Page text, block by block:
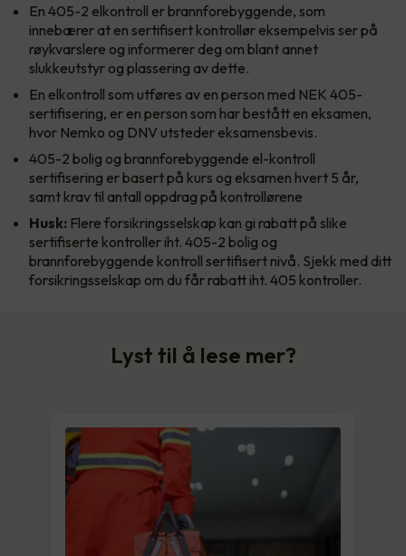
En 405-2 elkontroll er brannforebyggende, som
innebærer at en sertifisert kontrollør eksempelvis ser på
røykvarslere og informerer deg om blant annet
slukkeutstyr og plassering av dette.
En elkontroll som utføres av en person med NEK 405-
sertifisering, er en person som har bestått en eksamen,
hvor Nemko og DNV utsteder eksamensbevis.
405-2 bolig og brannforebyggende el-kontroll
sertifisering er basert på kurs og eksamen hvert 5 år,
samt krav til antall oppdrag på kontrollørene
Husk: Flere forsikringsselskap kan gi rabatt på slike
sertifiserte kontroller iht. 405-2 bolig og
brannforebyggende kontroll sertifisert nivå. Sjekk med ditt
forsikringsselskap om du får rabatt iht. 405 kontroller.
Lyst til å lese mer?